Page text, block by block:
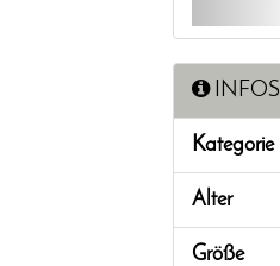
INFOS
Kategorie
Alter
Größe